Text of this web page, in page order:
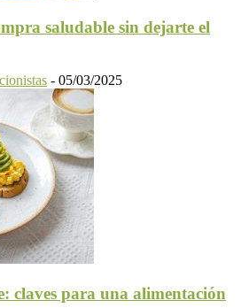
saludable sin dejarte el
- 05/03/2025
claves para una alimentación